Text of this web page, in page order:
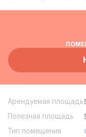
Арендуемая площадь
Полезная площадь
Тип помещения